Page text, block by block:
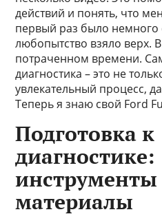
действий и понять, что
первый раз было немного
любопытство взяло верх.
потраченном времени.
диагностика – это не
увлекательный процесс,
Теперь я знаю свой Ford
Подготовка к
диагностике:
материалы